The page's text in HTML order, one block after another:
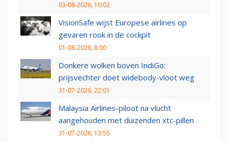
03-08-2026, 10:02
VisionSafe wijst Europese airlines op
gevaren rook in de cockpit
01-08-2026, 8:00
Donkere wolken boven IndiGo:
prijsvechter doet widebody-vloot weg
31-07-2026, 22:01
Malaysia Airlines-piloot na vlucht
aangehouden met duizenden xtc-pillen
31-07-2026, 13:55